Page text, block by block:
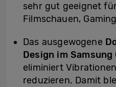
sehr gut geeignet
Filmschauen,
Das ausgewogene
Design im
eliminiert
reduzieren. Damit